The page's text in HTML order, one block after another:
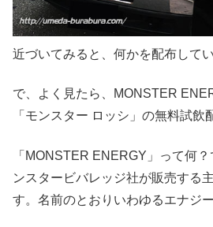
近づいてみると、何かを配布して
で、よく見たら、MONSTER
「モンスター ロッシ」の無料試飲
「MONSTER ENERGY」って何
ンスタービバレッジ社が販売する
す。名前のとおりいわゆるエナジ